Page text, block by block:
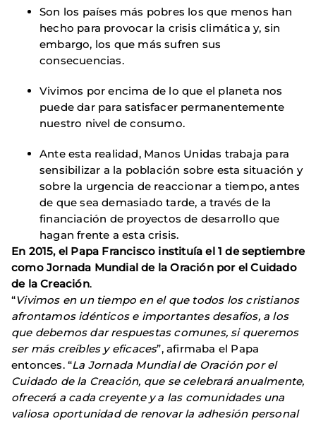
Son los países más pobres los que menos han
hecho para provocar la crisis climática y, sin
embargo, los que más sufren sus
consecuencias.
Vivimos por encima de lo que el planeta nos
puede dar para satisfacer permanentemente
nuestro nivel de consumo.
Ante esta realidad, Manos Unidas trabaja para
sensibilizar a la población sobre esta situación y
sobre la urgencia de reaccionar a tiempo, antes
de que sea demasiado tarde, a través de la
financiación de proyectos de desarrollo que
hagan frente a esta crisis.
En 2015, el Papa Francisco instituía el 1 de septiembre
como Jornada Mundial de la Oración por el Cuidado
de la Creación.
“Vivimos en un tiempo en el que todos los cristianos
afrontamos idénticos e importantes desafíos, a los
que debemos dar respuestas comunes, si queremos
ser más creíbles y eficaces”, afirmaba el Papa
entonces. “La Jornada Mundial de Oración por el
Cuidado de la Creación, que se celebrará anualmente,
ofrecerá a cada creyente y a las comunidades una
valiosa oportunidad de renovar la adhesión personal